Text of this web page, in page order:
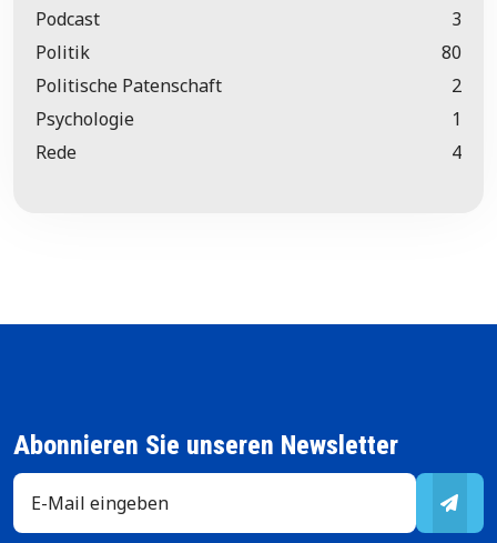
Podcast
3
Politik
80
Politische Patenschaft
2
Psychologie
1
Rede
4
Abonnieren Sie unseren Newsletter